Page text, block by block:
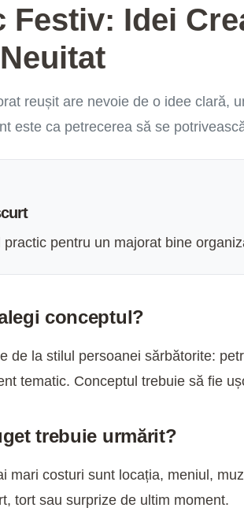
Festiv: Idei
reușit are nevoie de o idee clară,
este ca petrecerea să se
practic pentru un majorat bine
conceptul?
de la stilul persoanei sărbătorite:
tematic. Conceptul trebuie să fie
trebuie urmărit?
mari costuri sunt locația, meniul,
tort sau surprize de ultim moment.